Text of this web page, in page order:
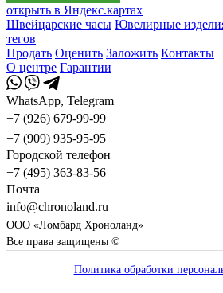
открыть в Яндекс.картах
Швейцарские часы Ювелирные
тегов
Продать Оценить Заложить Контакты
О центре Гарантии
WhatsApp, Telegram
+7 (926) 679-99-99
+7 (909) 935-95-95
Городской телефон
+7 (495) 363-83-56
Почта
info@chronoland.ru
ООО «Ломбард Хроноланд»
Все права защищены ©
Политика обработки